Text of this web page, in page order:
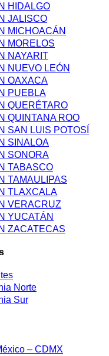
HIDALGO
JALISCO
MICHOACÁN
MORELOS
NAYARIT
NUEVO LEÓN
OAXACA
PUEBLA
QUERÉTARO
QUINTANA ROO
SAN LUIS POTOSÍ
SINALOA
SONORA
TABASCO
TAMAULIPAS
TLAXCALA
VERACRUZ
YUCATÁN
ZACATECAS
Norte
Sur
– CDMX